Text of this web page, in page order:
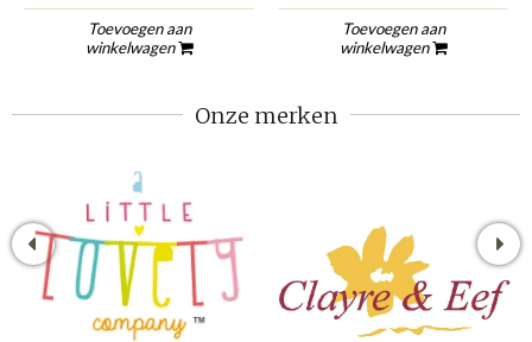
Toevoegen aan
winkelwagen
Toevoegen aan
winkelwagen
Onze merken